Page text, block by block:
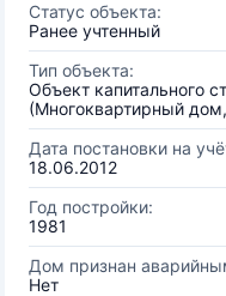
Статус объекта:
Ранее учтенный
Тип объекта:
Объект капитального
(Многоквартирный
Дата постановки на
18.06.2012
Год постройки:
1981
Дом признан
Нет